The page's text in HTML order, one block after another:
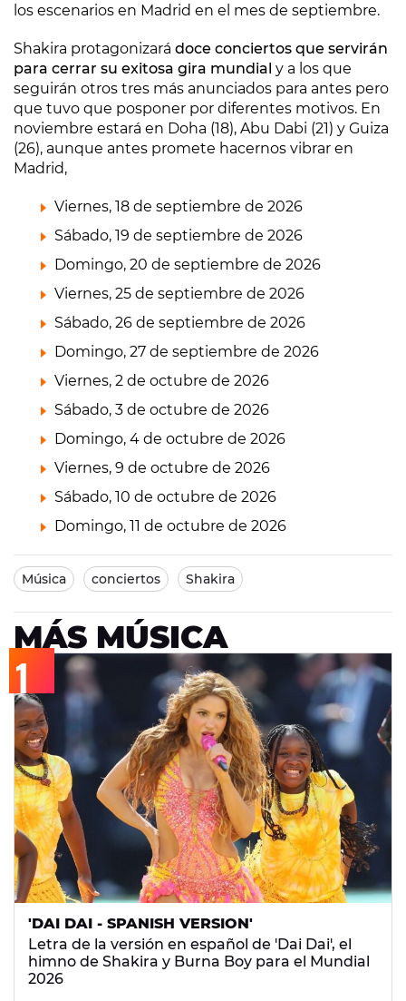
los escenarios en Madrid en el mes de septiembre.
Shakira protagonizará doce conciertos que servirán
para cerrar su exitosa gira mundial y a los que
seguirán otros tres más anunciados para antes pero
que tuvo que posponer por diferentes motivos. En
noviembre estará en Doha (18), Abu Dabi (21) y Guiza
(26), aunque antes promete hacernos vibrar en
Madrid,
Viernes, 18 de septiembre de 2026
Sábado, 19 de septiembre de 2026
Domingo, 20 de septiembre de 2026
Viernes, 25 de septiembre de 2026
Sábado, 26 de septiembre de 2026
Domingo, 27 de septiembre de 2026
Viernes, 2 de octubre de 2026
Sábado, 3 de octubre de 2026
Domingo, 4 de octubre de 2026
Viernes, 9 de octubre de 2026
Sábado, 10 de octubre de 2026
Domingo, 11 de octubre de 2026
Música conciertos Shakira
MÁS MÚSICA
'DAI DAI - SPANISH VERSION'
Letra de la versión en español de 'Dai Dai', el
himno de Shakira y Burna Boy para el Mundial
2026